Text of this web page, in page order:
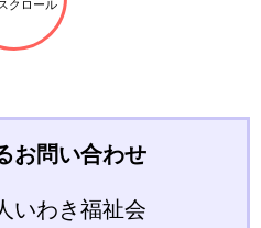
クロール
お問い合わせ
いわき福祉会